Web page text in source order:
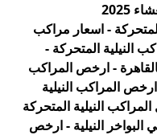
2025
- اسعار مراكب
النيلية المتحركة -
- ارخص المراكب
ارخص المراكب النيلية
النيلية المتحركة
البواخر النيلية - ارخص